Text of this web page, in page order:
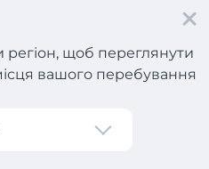
регіон, щоб переглянути
вашого перебування
з Німеччини